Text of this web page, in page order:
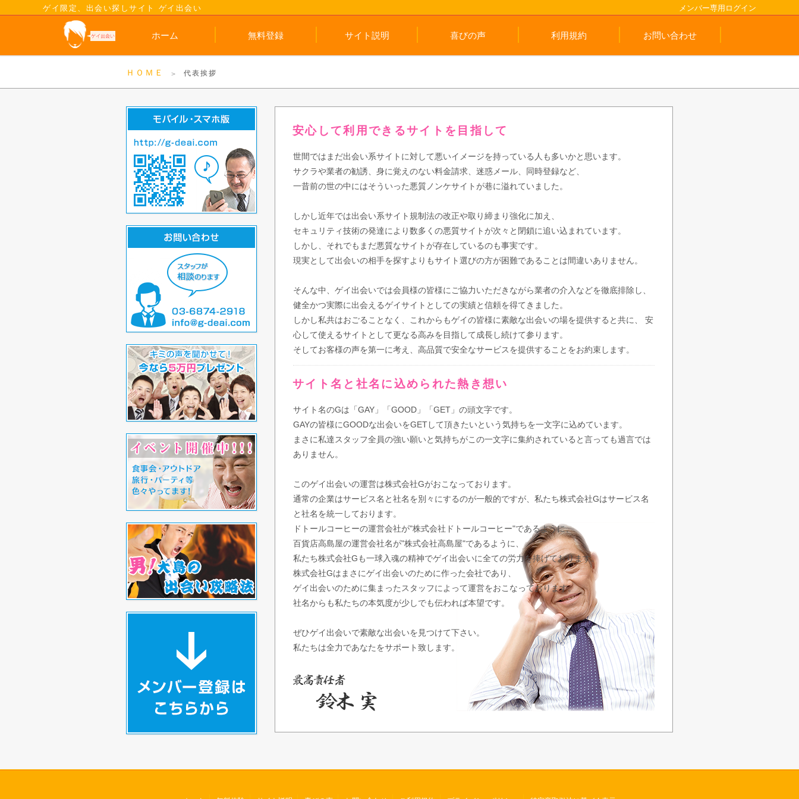
ＨＯＭＥ 代表挨拶
ゲイ限定、出会い探しサイト ゲイ出会い メンバー専用ログイン
ホーム 無料登録 サイト説明 喜びの声 利用規約 お問い合わせ
安心して利用できるサイトを目指して
世間ではまだ出会い系サイトに対して悪いイメージを持っている人も多いかと思います。
サクラや業者の勧誘、身に覚えのない料金請求、迷惑メール、同時登録など、
一昔前の世の中にはそういった悪質ノンケサイトが巷に溢れていました。
しかし近年では出会い系サイト規制法の改正や取り締まり強化に加え、
セキュリティ技術の発達により数多くの悪質サイトが次々と閉鎖に追い込まれています。
しかし、それでもまだ悪質なサイトが存在しているのも事実です。
現実として出会いの相手を探すよりもサイト選びの方が困難であることは間違いありません。
そんな中、ゲイ出会いでは会員様の皆様にご協力いただきながら業者の介入などを徹底排除し、
健全かつ実際に出会えるゲイサイトとしての実績と信頼を得てきました。
しかし私共はおごることなく、これからもゲイの皆様に素敵な出会いの場を提供すると共に、 安
心して使えるサイトとして更なる高みを目指して成長し続けて参ります。
そしてお客様の声を第一に考え、高品質で安全なサービスを提供することをお約束します。
サイト名と社名に込められた熱き想い
サイト名のGは「GAY」「GOOD」「GET」の頭文字です。
GAYの皆様にGOODな出会いをGETして頂きたいという気持ちを一文字に込めています。
まさに私達スタッフ全員の強い願いと気持ちがこの一文字に集約されていると言っても過言では
ありません。
このゲイ出会いの運営は株式会社Gがおこなっております。
通常の企業はサービス名と社名を別々にするのが一般的ですが、私たち株式会社Gはサービス名
と社名を統一しております。
ドトールコーヒーの運営会社が"株式会社ドトールコーヒー"であるように、
百貨店高島屋の運営会社名が"株式会社高島屋"であるように、
私たち株式会社Gも一球入魂の精神でゲイ出会いに全ての労力を捧げております。
株式会社Gはまさにゲイ出会いのために作った会社であり、
ゲイ出会いのために集まったスタッフによって運営をおこなっております。
社名からも私たちの本気度が少しでも伝われば本望です。
ぜひゲイ出会いで素敵な出会いを見つけて下さい。
私たちは全力であなたをサポート致します。